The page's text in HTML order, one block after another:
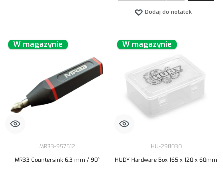
Dodaj do notatek
W magazynie
MR33-957512
MR33 Countersink 6.3 mm / 90°
W magazynie
HU-298030
HUDY Hardware Box 165 x 120 x 60mm